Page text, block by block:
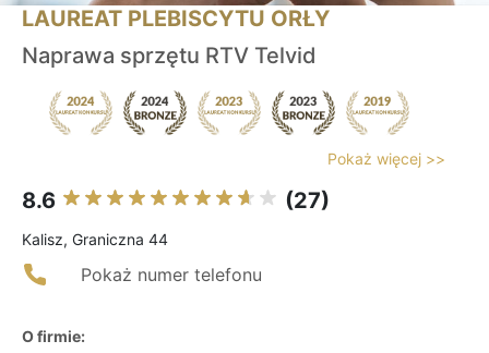
LAUREAT PLEBISCYTU ORŁY
Naprawa sprzętu RTV Telvid
Pokaż więcej >>
8.6 (27)
Kalisz, Graniczna 44
Pokaż numer telefonu
O firmie: